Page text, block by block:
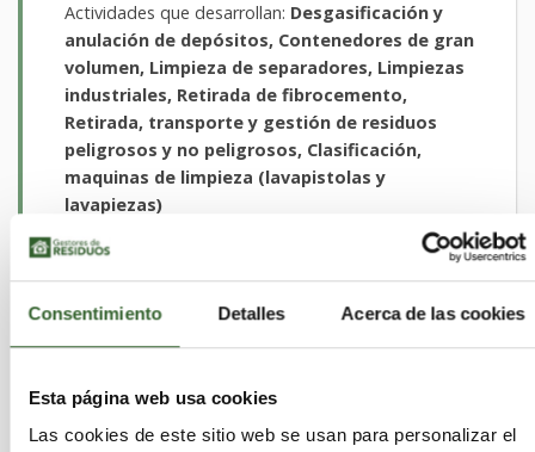
Consentimiento Detalles Acerca de las cookies
Esta página web usa cookies
Las cookies de este sitio web se usan para personalizar el
Actividades que desarrollan: Desgasificación y
anulación de depósitos, Contenedores de gran
volumen, Limpieza de separadores, Limpiezas
industriales, Retirada de fibrocemento,
Retirada, transporte y gestión de residuos
peligrosos y no peligrosos, Clasificación,
maquinas de limpieza (lavapistolas y
lavapiezas)
Aceites, Acidos, Agrarios, Caucho,
Disolventes, Equipos Electronicos, Escorias,
Lodos, Madera, Metales, Papel, Pilas,
Plasticos, Quimicos, RCD, Sanitarios, Suelos
Contaminados, Textiles, Toner, VFU, Vidrio